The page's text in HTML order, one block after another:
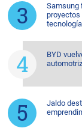
Samsung
proyectos
BYD
Jaldo